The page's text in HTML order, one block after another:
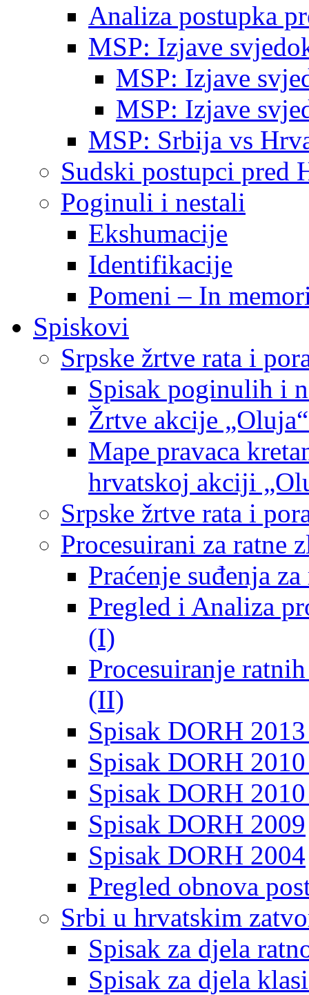
Analiza postupka
MSP: Izjave
MSP: Izjave
MSP: Izjave
MSP: Srbija vs
Sudski postupci pred
Poginuli i nestali
Ekshumacije
Identifikacije
Pomeni – In
Spiskovi
Srpske žrtve rata i
Spisak poginulih i
Žrtve akcije
Mape pravaca
hrvatskoj akciji
Srpske žrtve rata i
Procesuirani za ratne
Praćenje suđenja
Pregled i Analiza
(I)
Procesuiranje
(II)
Spisak DORH
Spisak DORH
Spisak DORH
Spisak DORH 2009
Spisak DORH 2004
Pregled obnova
Srbi u hrvatskim
Spisak za djela
Spisak za djela